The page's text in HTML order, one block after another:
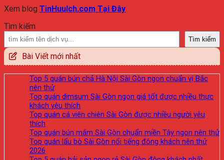
Xem blog TinHuuIch.com Tại Đây
Tìm kiếm
Tìm kiếm
Bài Viết mới nhất
Top 5 quán bún chả Hà Nội Sài Gòn ngon chuẩn vị Bắc
nên thử
Top quán dimsum Sài Gòn ngon giá tốt được nhiều thực
khách yêu thích
Top quán cá viên chiên Sài Gòn được nhiều người yêu
thích
Top quán bún mắm Sài Gòn chuẩn miền Tây ngon nên thử
Top quán lẩu bò Sài Gòn nổi tiếng đông khách nên thử
2026